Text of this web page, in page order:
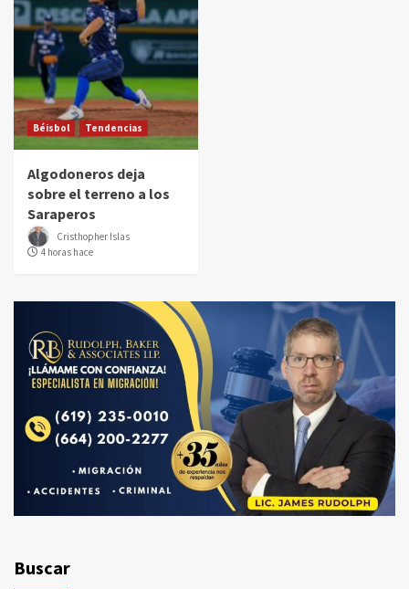
Béisbol Tendencias
Algodoneros deja
sobre el terreno a los
Saraperos
Cristhopher Islas
4 horas hace
Buscar